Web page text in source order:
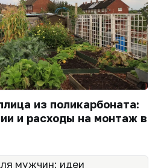
из поликарбоната:
и расходы на монтаж в